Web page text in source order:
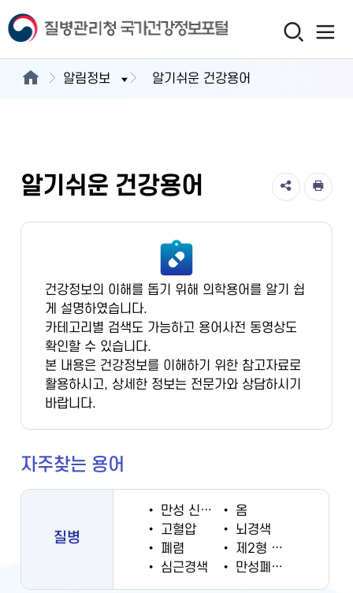
알림정보 알기쉬운 건강용어
알기쉬운 건강용어
건강정보의 이해를 돕기 위해 의학용어를 알기 쉽
게 설명하였습니다.
카테고리별 검색도 가능하고 용어사전 동영상도
확인할 수 있습니다.
본 내용은 건강정보를 이해하기 위한 참고자료로
활용하시고, 상세한 정보는 전문가와 상담하시기
바랍니다.
자주찾는 용어
질병
• 만성 신부전증 •
옴
•
고혈압 •
뇌경색
•
폐렴 •
제2형 당뇨병
•
심근경색 • 만성폐쇄성폐질환